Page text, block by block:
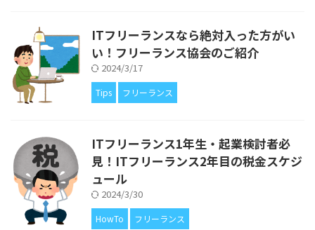
ITフリーランスなら絶対入った方がい
い！フリーランス協会のご紹介
2024/3/17
Tips フリーランス
ITフリーランス1年生・起業検討者必
見！ITフリーランス2年目の税金スケジ
ュール
2024/3/30
HowTo フリーランス